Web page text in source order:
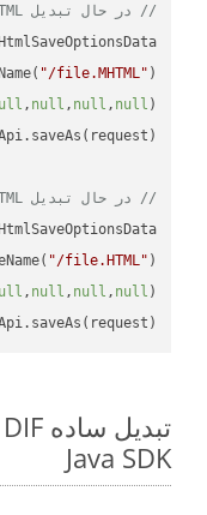
// در حال تبدیل MHTML به HTML
"/file.MHTML"
, null , null , null
// در حال تبدیل HTML به DIF
"/file.HTML"
, null , null , null
Java SDK